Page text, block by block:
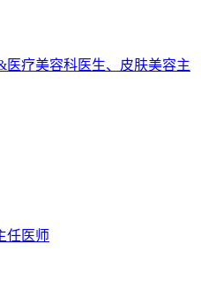
医疗美容科医生、皮肤美容主
任医师